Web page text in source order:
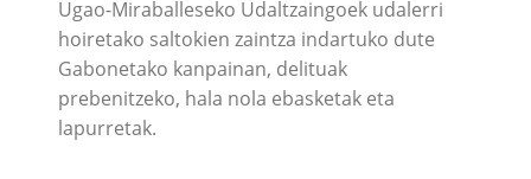
Ugao-Miraballeseko Udaltzaingoek udalerri
hoiretako saltokien zaintza indartuko dute
Gabonetako kanpainan, delituak
prebenitzeko, hala nola ebasketak eta
lapurretak.